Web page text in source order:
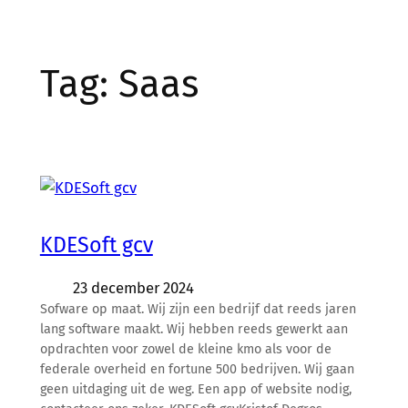
Tag: Saas
KDESoft gcv
23 december 2024
Sofware op maat. Wij zijn een bedrijf dat reeds jaren
lang software maakt. Wij hebben reeds gewerkt aan
opdrachten voor zowel de kleine kmo als voor de
federale overheid en fortune 500 bedrijven. Wij gaan
geen uitdaging uit de weg. Een app of website nodig,